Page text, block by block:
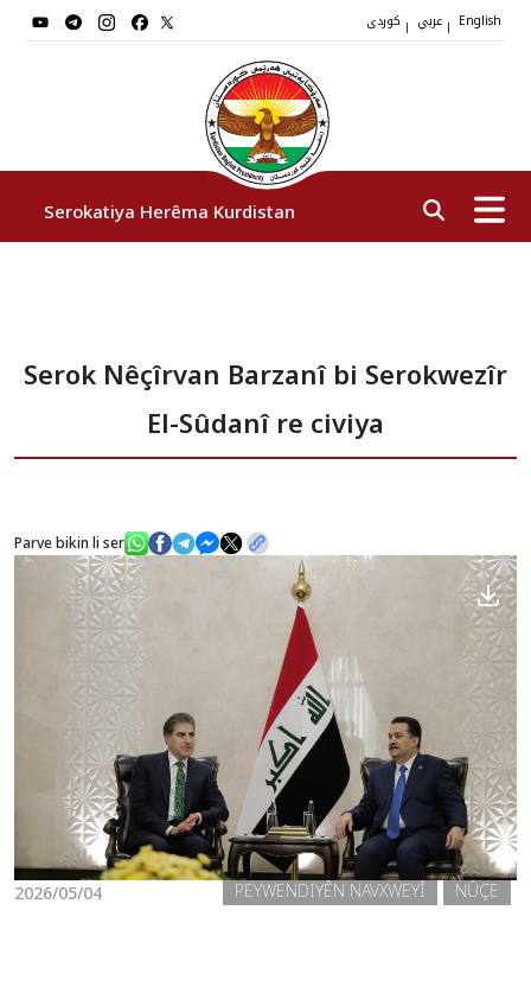
| | English
Serokatiya Herêma Kurdistan
Cîgirên Serok
Stafê Serokatiyê
Sazî
Nûçe
Galerî
Serok Nêçîrvan Barzanî bi Serokwezîr
El-Sûdanî re civiya
Parve bikin li ser
2026/05/04 NÛÇE
PEYWENDIYÊN NAVXWEYÎ